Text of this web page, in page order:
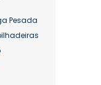
Pesada